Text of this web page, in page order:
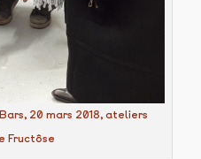
20 mars 2018, ateliers
Fructôse